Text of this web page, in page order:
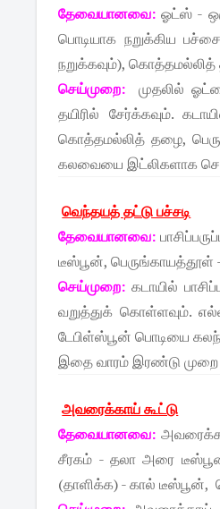
தேவையானவை: ஓட்ஸ் -
பொடியாக நறுக்கிய
நறுக்கவும்),
செய்முறை:
முதலில்
தயிரில் சேர்க்கவும்.
கொத்தமல்லித் தழை,
கலவையை இட்லிகளாக
வெந்தயத் தட்டு பச்சடி
தேவையானவை:
டீஸ்பூன், பெருங்காயத்தூள் -
செய்முறை:கடாயில்
வறுத்துக் கொள்ளவும்.
டேபிள்ஸ்பூன் பொடியை
இதை வாரம் இரண்டு முறை
அவரைக்காய் கூட்டு
தேவையானவை:
சீரகம் - தலா அரை
(தாளிக்க) - கால் டீஸ்பூன்,